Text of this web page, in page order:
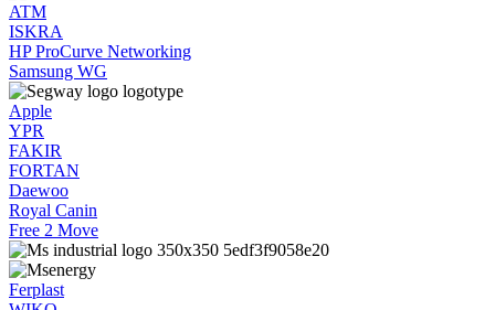
ATM
ISKRA
HP ProCurve Networking
Samsung WG
Apple
YPR
FAKIR
FORTAN
Daewoo
Royal Canin
Free 2 Move
Ferplast